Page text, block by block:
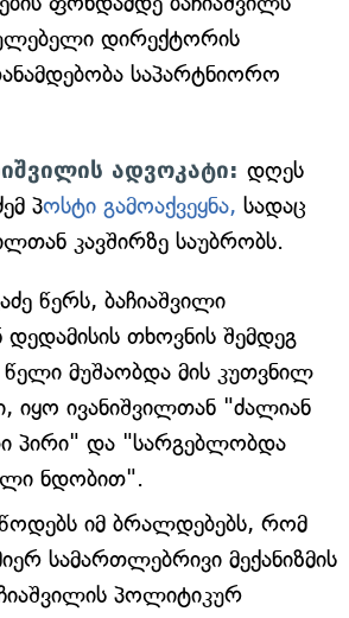
დირექტორის
საპარტნიორო
ადვოკატი: დღეს
პოსტი გამოაქვეყნა, სადაც
კავშირზე საუბრობს.
წერს, ბაჩიაშვილი
დედამისის თხოვნის შემდეგ
მუშაობდა მის კუთვნილ
იყო ივანიშვილთან "ძალიან
პირი" და "სარგებლობდა
ნდობით".
იმ ბრალდებებს, რომ
სამართლებრივი მექანიზმის
პოლიტიკურ